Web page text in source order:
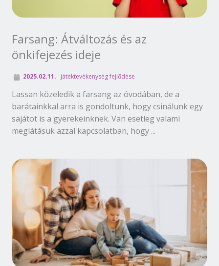
Farsang: Átváltozás és az
önkifejezés ideje
2025.02.11. játéktevékenység fejlődése
Lassan közeledik a farsang az óvodában, de a
barátainkkal arra is gondoltunk, hogy csinálunk egy
sajátot is a gyerekeinknek. Van esetleg valami
meglátásuk azzal kapcsolatban, hogy ...